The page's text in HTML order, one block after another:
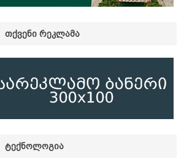
ᲗᲥᲕᲔᲜᲘ ᲠᲔᲙᲚᲐᲛᲐ
ᲢᲔᲥᲜᲝᲚᲝᲒᲘᲐ